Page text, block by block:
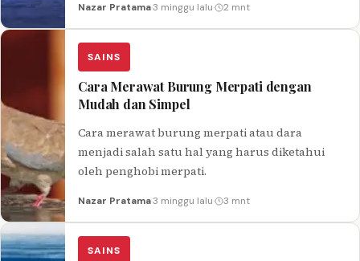
kurun waktu beberapa tahun terakhir.
Nazar Pratama·3 minggu lalu· 2 mnt
SAINS
Cara Merawat Burung Merpati dengan
Mudah dan Simpel
Cara merawat burung merpati atau dara
menjadi salah satu hal yang harus diketahui
oleh penghobi merpati.
Nazar Pratama·3 minggu lalu· 3 mnt
SAINS